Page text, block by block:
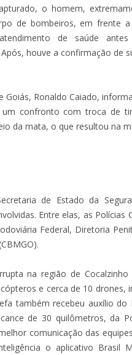
o homem,
de bombeiros, em frente
de saúde antes
houve a confirmação de
Ronaldo Caiado,
confronto com troca de
da mata, o que resultou na
de Estado da
Entre elas, as Polícias
Federal, Diretoria
na região de
e cerca de 10 drones,
também recebeu auxílio do
de 30 quilômetros, da
comunicação das
o aplicativo Brasil